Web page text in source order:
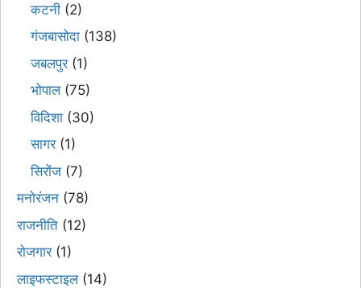
कटनी (2)
गंजबासोदा (138)
जबलपुर(1)
भोपाल(75)
विदिशा (30)
सागर(1)
सिरोंज (7)
मनोरंजन (78)
राजनीति (12)
रोजगार(1)
लाइफस्टाइल(14)